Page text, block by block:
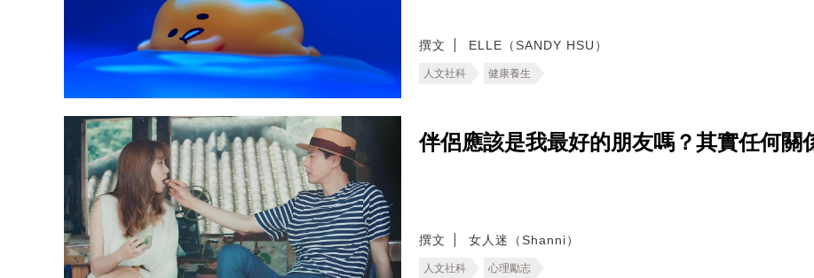
撰文 ELLE（SANDY HSU）
人文社科 健康養生
伴侶應該是我最好的朋友嗎？其實任何關
撰文 女人迷（Shanni）
人文社科 心理勵志